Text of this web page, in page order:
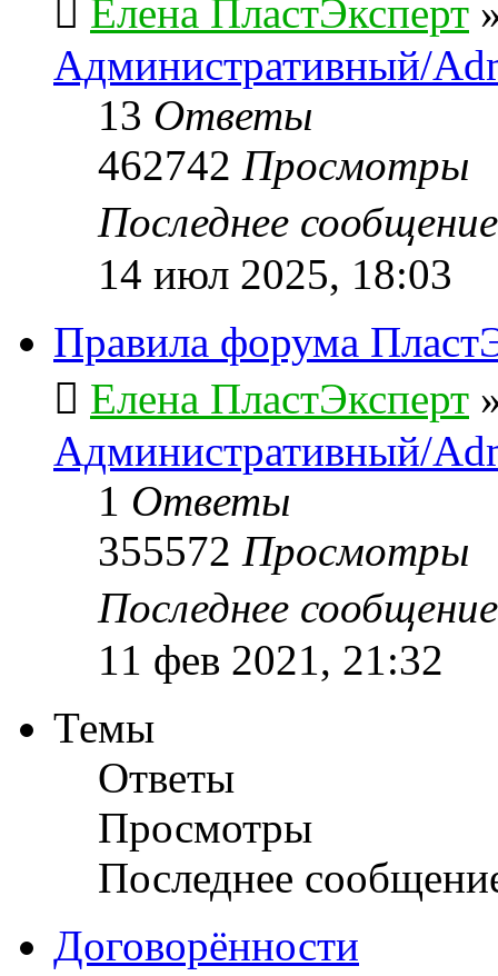
Елена ПластЭксперт
Административный/
13 Ответы
462742 Просмотры
Последнее
14 июл 2025, 18:03
Правила форума
Елена ПластЭксперт
Административный/
1 Ответы
355572 Просмотры
Последнее
11 фев 2021, 21:32
Темы
Ответы
Просмотры
Последнее
Договорённости